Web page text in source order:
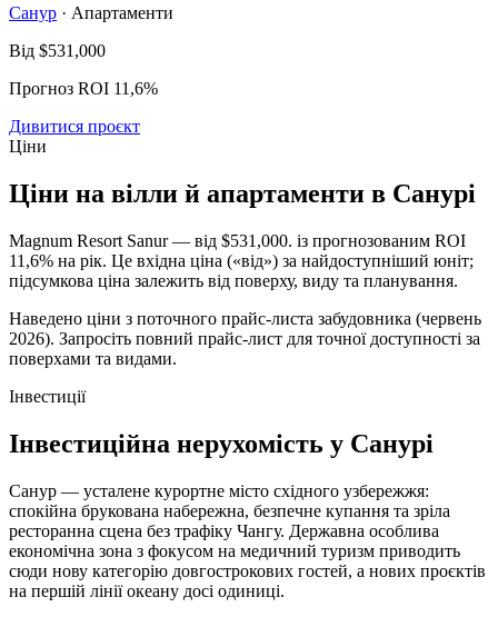
Санур · Апартаменти
Від $531,000
Прогноз ROI 11,6%
Дивитися проєкт
Ціни
Ціни на вілли й апартаменти в Санурі
Magnum Resort Sanur — від $531,000. із прогнозованим ROI
11,6% на рік. Це вхідна ціна («від») за найдоступніший юніт;
підсумкова ціна залежить від поверху, виду та планування.
Наведено ціни з поточного прайс-листа забудовника (червень
2026). Запросіть повний прайс-лист для точної доступності за
поверхами та видами.
Інвестиції
Інвестиційна нерухомість у Санурі
Санур — усталене курортне місто східного узбережжя:
спокійна брукована набережна, безпечне купання та зріла
ресторанна сцена без трафіку Чангу. Державна особлива
економічна зона з фокусом на медичний туризм приводить
сюди нову категорію довгострокових гостей, а нових проєктів
на першій лінії океану досі одиниці.